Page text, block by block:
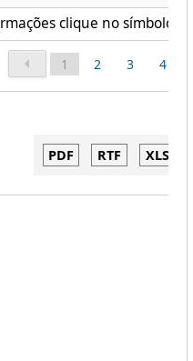
clique no símbolo
1 2 3 4